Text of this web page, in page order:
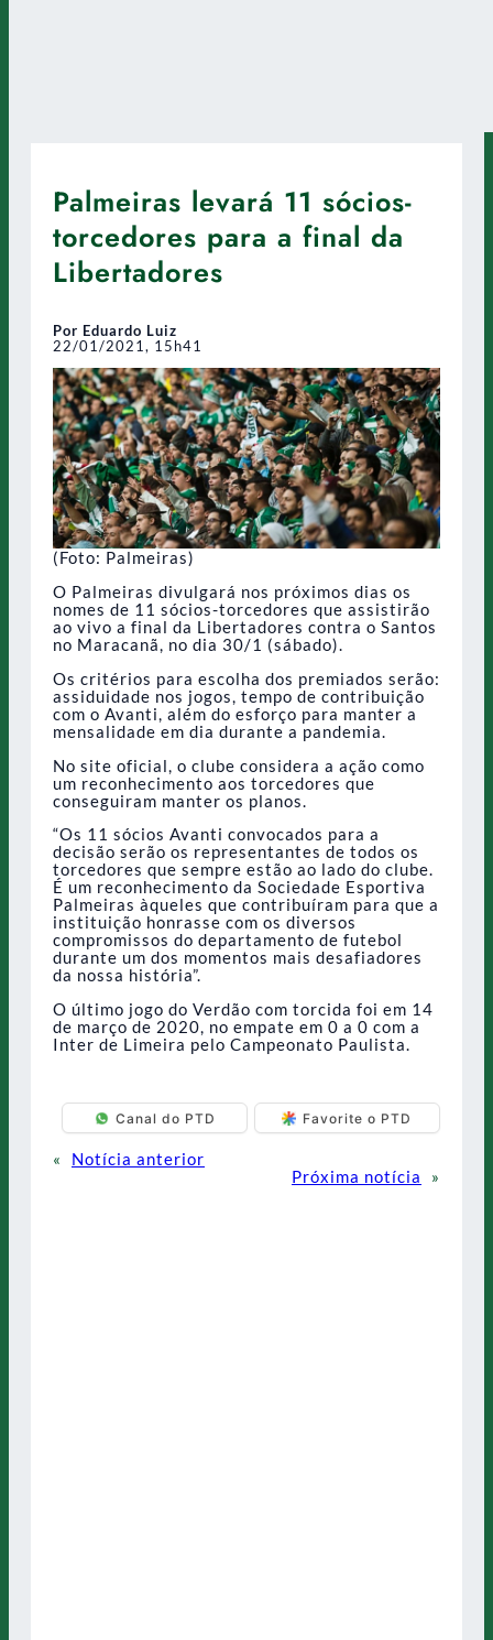
Palmeiras levará 11 sócios-
torcedores para a final da
Libertadores
Por Eduardo Luiz
22/01/2021, 15h41
(Foto: Palmeiras)
O Palmeiras divulgará nos próximos dias os
nomes de 11 sócios-torcedores que assistirão
ao vivo a final da Libertadores contra o Santos
no Maracanã, no dia 30/1 (sábado).
Os critérios para escolha dos premiados serão:
assiduidade nos jogos, tempo de contribuição
com o Avanti, além do esforço para manter a
mensalidade em dia durante a pandemia.
No site oficial, o clube considera a ação como
um reconhecimento aos torcedores que
conseguiram manter os planos.
“Os 11 sócios Avanti convocados para a
decisão serão os representantes de todos os
torcedores que sempre estão ao lado do clube.
É um reconhecimento da Sociedade Esportiva
Palmeiras àqueles que contribuíram para que a
instituição honrasse com os diversos
compromissos do departamento de futebol
durante um dos momentos mais desafiadores
da nossa história”.
O último jogo do Verdão com torcida foi em 14
de março de 2020, no empate em 0 a 0 com a
Inter de Limeira pelo Campeonato Paulista.
Canal do PTD Favorite o PTD
«
Notícia anterior
Próxima notícia
»